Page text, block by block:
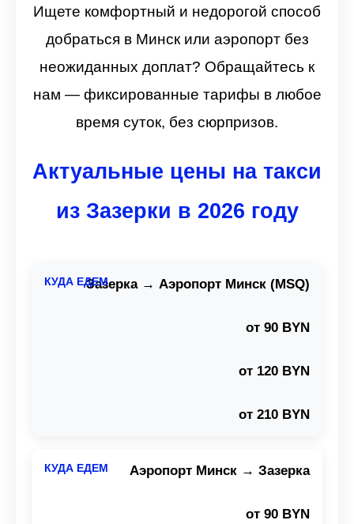
Ищете комфортный и недорогой способ
добраться в Минск или аэропорт без
неожиданных доплат? Обращайтесь к
нам — фиксированные тарифы в любое
время суток, без сюрпризов.
Актуальные цены на такси
из Зазерки в 2026 году
Зазерка → Аэропорт Минск (MSQ)
от 90 BYN
от 120 BYN
от 210 BYN
Аэропорт Минск → Зазерка
от 90 BYN